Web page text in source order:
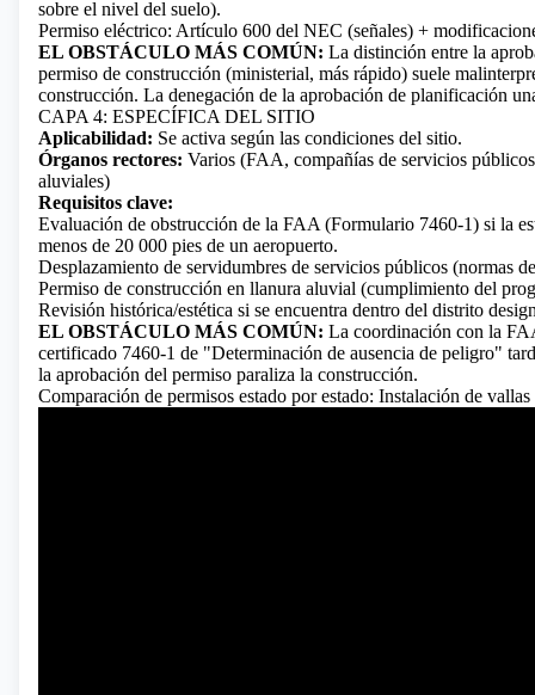
sobre el nivel del suelo).
Permiso eléctrico: Artículo 600 del NEC (señales) +
EL OBSTÁCULO MÁS COMÚN: La distinción entre la
permiso de construcción (ministerial, más rápido) suele
construcción. La denegación de la aprobación de planificación
CAPA 4: ESPECÍFICA DEL SITIO
Aplicabilidad: Se activa según las condiciones del sitio.
Órganos rectores: Varios (FAA, compañías de servicios
aluviales)
Requisitos clave:
Evaluación de obstrucción de la FAA (Formulario 7460-1) si la
menos de 20 000 pies de un aeropuerto.
Desplazamiento de servidumbres de servicios públicos (normas
Permiso de construcción en llanura aluvial (cumplimiento del
Revisión histórica/estética si se encuentra dentro del distrito
EL OBSTÁCULO MÁS COMÚN: La coordinación con la
certificado 7460-1 de "Determinación de ausencia de peligro"
la aprobación del permiso paraliza la construcción.
Comparación de permisos estado por estado: Instalación de